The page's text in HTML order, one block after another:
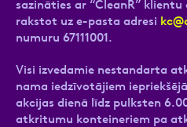
sazināties ar “CleanR”
rakstot uz e-pasta adresi
numuru 67111001.
Visi izvedamie nestandarta
nama iedzīvotājiem
akcijas dienā līdz pulksten
atkritumu konteineriem pa